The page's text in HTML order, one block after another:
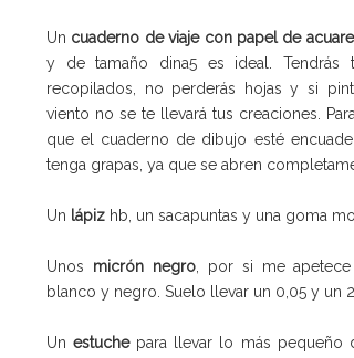
Un cuaderno de viaje con papel de
y de tamaño dina5 es ideal. Tendrás
recopilados, no perderás hojas y si
viento no se te llevará tus creaciones.
que el cuaderno de dibujo esté
tenga grapas, ya que se abren
Un lápiz hb, un sacapuntas y una goma
Unos micrón negro, por si me
blanco y negro. Suelo llevar un 0,05 y un
Unestuche para llevar lo más pequeño